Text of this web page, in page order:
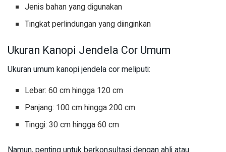
Jenis bahan yang digunakan
Tingkat perlindungan yang diinginkan
Ukuran Kanopi Jendela Cor Umum
Ukuran umum kanopi jendela cor meliputi:
Lebar: 60 cm hingga 120 cm
Panjang: 100 cm hingga 200 cm
Tinggi: 30 cm hingga 60 cm